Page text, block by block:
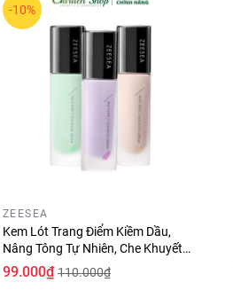
-10%
ZEESEA
Kem Lót Trang Điểm Kiềm Dầu,
Nâng Tông Tự Nhiên, Che Khuyết
Điểm Zeesea Multi-Effect Makeup
Primer 30g
99.000₫ 110.000₫